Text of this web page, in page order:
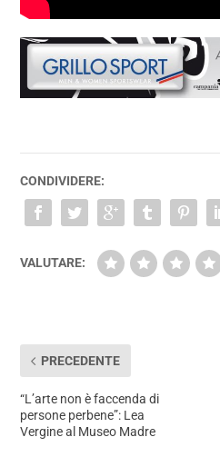
CONDIVIDERE:
VALUTARE:
PRECEDENTE
“L’arte non è faccenda di
persone perbene”: Lea
Vergine al Museo Madre